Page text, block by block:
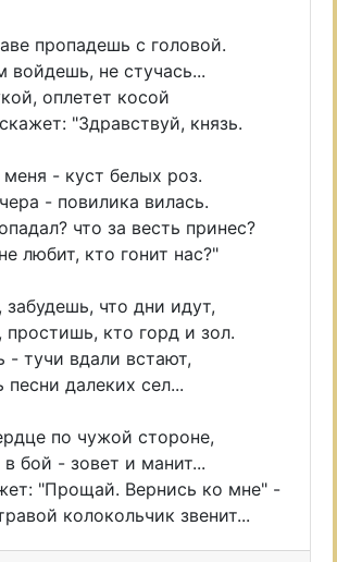
пропадешь с головой.
войдешь, не стучась...
оплетет косой
"Здравствуй, князь.
меня - куст белых роз.
- повилика вилась.
что за весть принес?
любит, кто гонит нас?"
забудешь, что дни идут,
простишь, кто горд и зол.
тучи вдали встают,
далеких сел...
по чужой стороне,
в бой - зовет и манит...
"Прощай. Вернись ко мне" -
колокольчик звенит...